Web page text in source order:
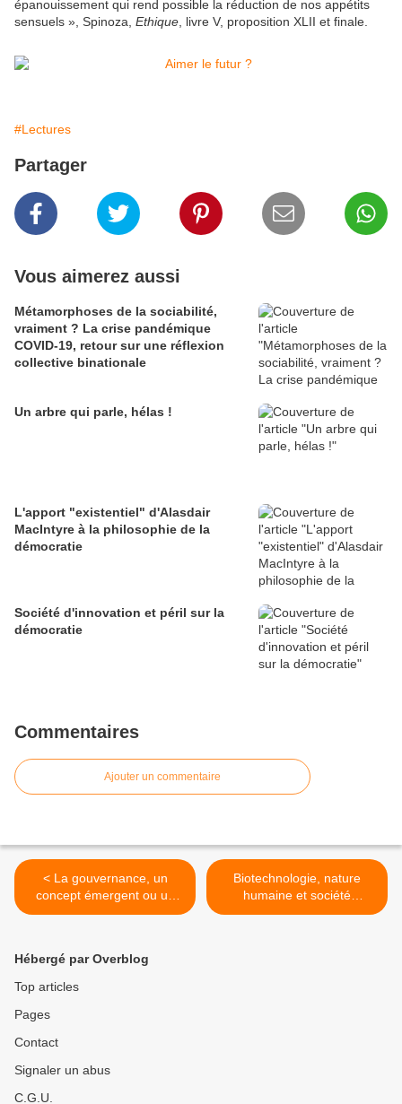
épanouissement qui rend possible la réduction de nos appétits
sensuels », Spinoza, Ethique , livre V, proposition XLII et finale.
#Lectures
Partager
Vous aimerez aussi
Métamorphoses de la sociabilité,
vraiment ? La crise pandémique
COVID-19, retour sur une réflexion
collective binationale
Un arbre qui parle, hélas !
L'apport "existentiel" d'Alasdair
MacIntyre à la philosophie de la
démocratie
Société d'innovation et péril sur la
démocratie
Commentaires
Ajouter un commentaire
< La gouvernance, un
concept émergent ou un
outil idéologique ?
Biotechnologie, nature
humaine et société
postindustrielle >
Hébergé par Overblog
Top articles
Pages
Contact
Signaler un abus
C.G.U.